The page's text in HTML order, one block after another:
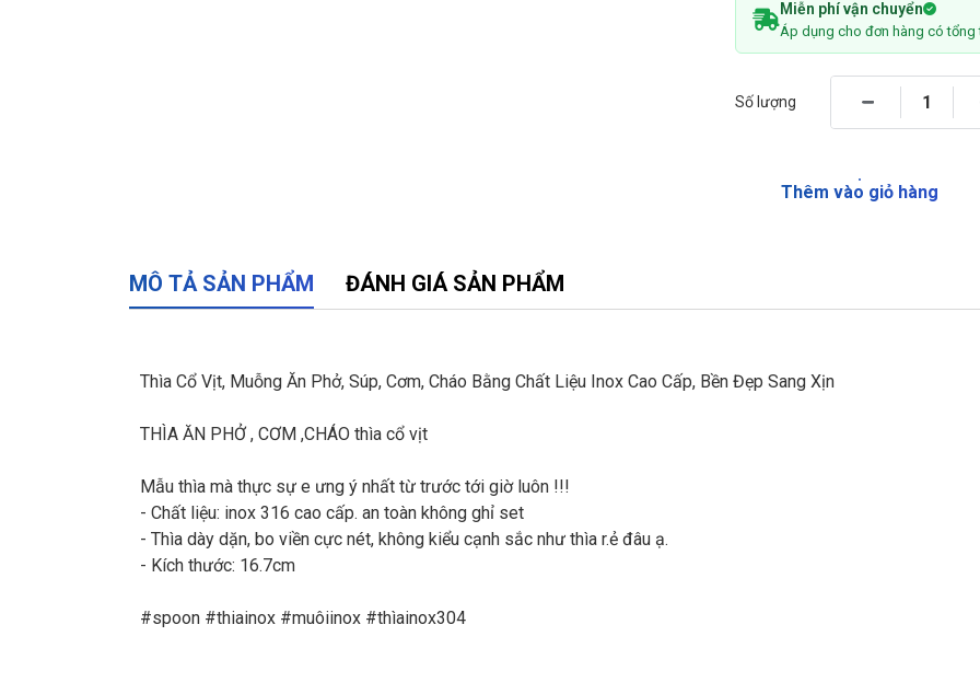
Miễn phí vận chuyển
Áp dụng cho đơn hàng có tổng
Số lượng
Thêm vào giỏ hàng
MÔ TẢ SẢN PHẨM ĐÁNH GIÁ SẢN PHẨM
Thìa Cổ Vịt, Muỗng Ăn Phở, Súp, Cơm, Cháo Bằng Chất Liệu Inox Cao Cấp, Bền Đẹp Sang Xịn
THÌA ĂN PHỞ , CƠM ,CHÁO thìa cổ vịt
Mẫu thìa mà thực sự e ưng ý nhất từ trước tới giờ luôn !!!
- Chất liệu: inox 316 cao cấp. an toàn không ghỉ set
- Thìa dày dặn, bo viền cực nét, không kiểu cạnh sắc như thìa r.ẻ đâu ạ.
- Kích thước: 16.7cm